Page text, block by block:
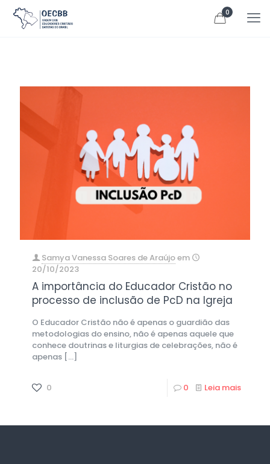
0
Samya Vanessa Soares de Araújoem
20/10/2023
A importância do Educador Cristão no
processo de inclusão de PcD na Igreja
O Educador Cristão não é apenas o guardião das
metodologias do ensino, não é apenas aquele que
conhece doutrinas e liturgias de celebrações, não é
apenas […]
0 0 Leia mais